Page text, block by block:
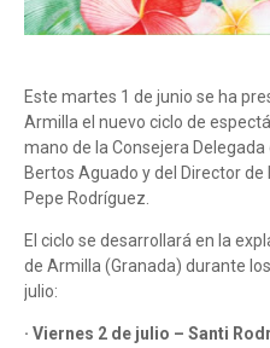
Este martes 1 de junio se ha
Armilla el nuevo ciclo de
mano de la Consejera
Bertos Aguado y del Director
Pepe Rodríguez.
El ciclo se desarrollará en la
de Armilla (Granada) durante
julio:
· Viernes 2 de julio – Santi